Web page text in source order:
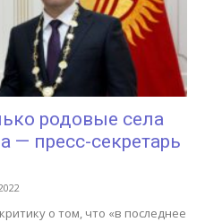
родовые села
— пресс-секретарь
о том, что «в последнее